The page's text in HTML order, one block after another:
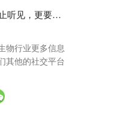
【人工耳蜗技术解读】不止听见，更要听见未来 ---- 智能耳蜗，开启人工耳蜗技术新纪元！
物行业更多信息
其他的社交平台